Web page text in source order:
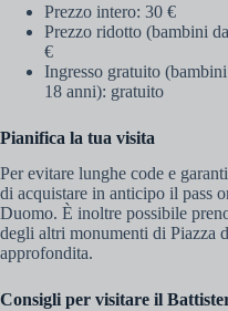
Prezzo intero: 30 €
Prezzo ridotto (bambini
€
Ingresso gratuito
18 anni): gratuito
Pianifica la tua visita
Per evitare lunghe code e
di acquistare in anticipo il pass
Duomo. È inoltre possibile
degli altri monumenti di Piazza
approfondita.
Consigli per visitare il